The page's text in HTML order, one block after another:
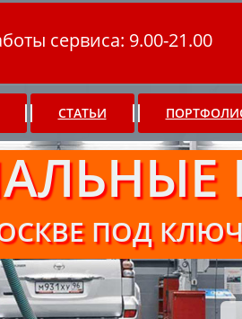
сервиса: 9.00-21.00
СТАТЬИ
ПОД